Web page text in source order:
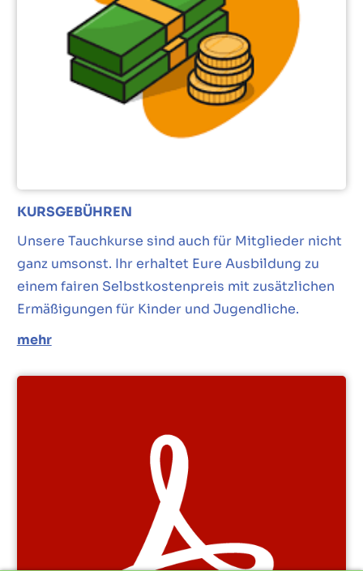
KURSGEBÜHREN
Unsere Tauchkurse sind auch für Mitglieder nicht
ganz umsonst. Ihr erhaltet Eure Ausbildung zu
einem fairen Selbstkostenpreis mit zusätzlichen
Ermäßigungen für Kinder und Jugendliche.
mehr